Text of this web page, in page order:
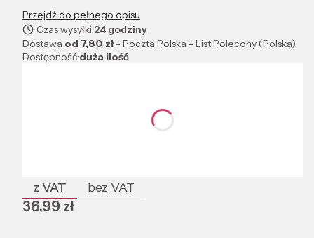
Przejdź do pełnego opisu
Czas wysyłki:24 godziny
Dostawa od 7,80 zł- Poczta Polska - List Polecony (Polska)
Dostępność:duża ilość
Rozmiar pierścionka, obrączki
z VAT bez VAT
Cena
36,99 zł